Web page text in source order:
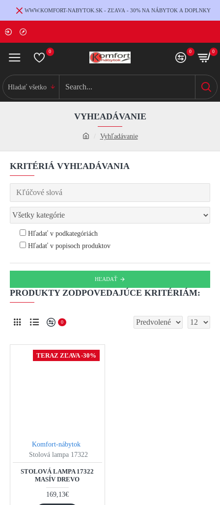
WWW.KOMFORT-NABYTOK.SK - ZĽAVA - 30% NA NÁBYTOK A DOPLNKY
0 0 0
Hladať všetko
Vyhľadávanie
VYHĽADÁVANIE
KRITÉRIÁ VYHĽADÁVANIA
Hľadať v podkategóriách
Hľadať v popisoch produktov
HĽADAŤ
PRODUKTY ZODPOVEDAJÚCE KRITÉRIÁM:
0
TERAZ ZĽAVA -30%
Komfort-nábytok
Stolová lampa 17322
STOLOVÁ LAMPA 17322
MASÍV DREVO
169,13€